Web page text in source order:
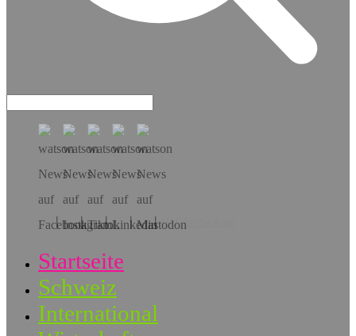
Hol dir die App!
Startseite
Schweiz
International